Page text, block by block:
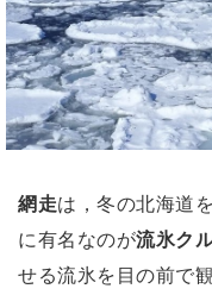
網走は，冬の北海道
に有名なのが流氷ク
せる流氷を目の前で